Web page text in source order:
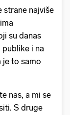
strane najviše
su danas
i na
je to samo
nas, a mi se
S druge